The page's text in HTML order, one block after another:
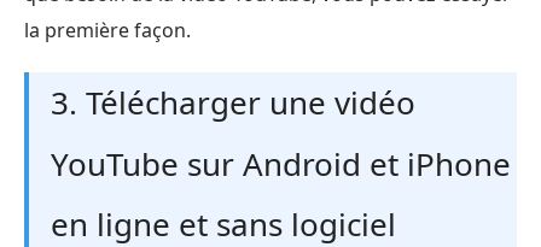
la première façon.
3. Télécharger une vidéo
YouTube sur Android et iPhone
en ligne et sans logiciel